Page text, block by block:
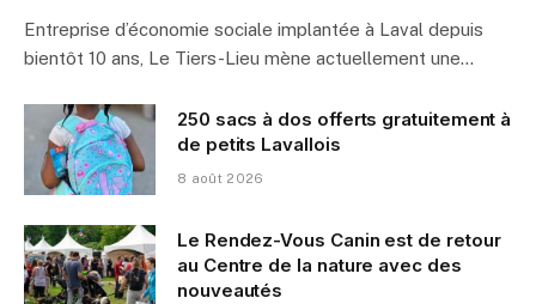
Entreprise d’économie sociale implantée à Laval depuis
bientôt 10 ans, Le Tiers-Lieu mène actuellement une…
250 sacs à dos offerts gratuitement à
de petits Lavallois
8 août 2026
Le Rendez-Vous Canin est de retour
au Centre de la nature avec des
nouveautés